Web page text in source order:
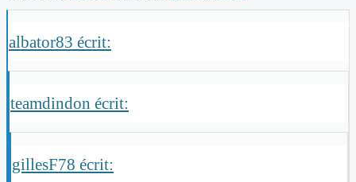
albator83 écrit:
teamdindon écrit:
gillesF78 écrit: